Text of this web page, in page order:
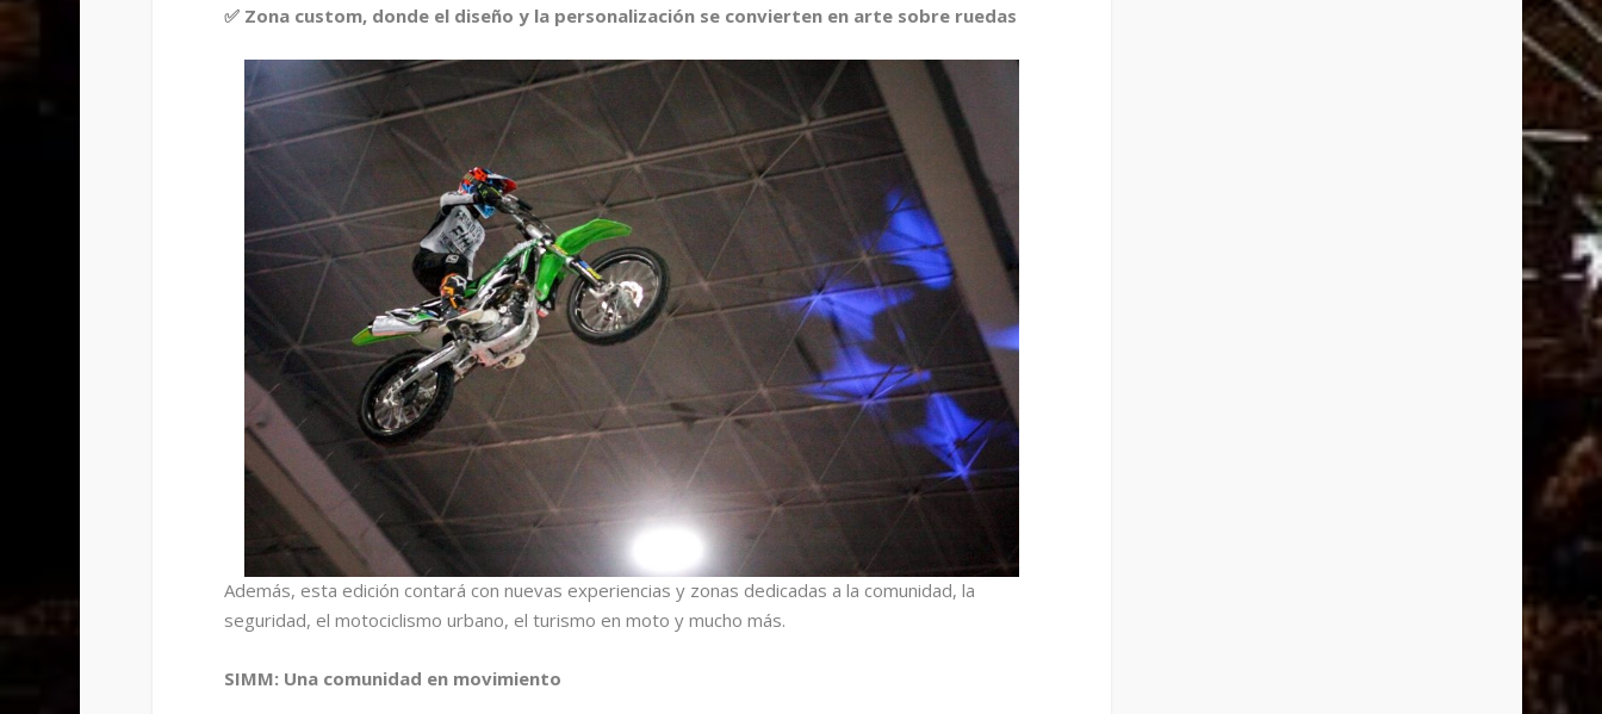
✅ Zona custom, donde el diseño y la personalización se convierten en arte sobre ruedas
Además, esta edición contará con nuevas experiencias y zonas dedicadas a la comunidad, la
seguridad, el motociclismo urbano, el turismo en moto y mucho más.
SIMM: Una comunidad en movimiento